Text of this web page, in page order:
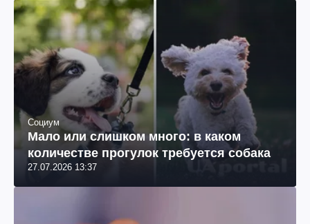
Социум
Мало или слишком много: в каком
количестве прогулок требуется собака
27.07.2026 13:37